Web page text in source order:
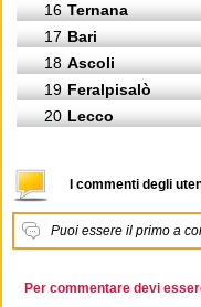
16 Ternana
17 Bari
18 Ascoli
19 Feralpisalò
20 Lecco
I commenti degli
Puoi essere il primo a
Per commentare devi